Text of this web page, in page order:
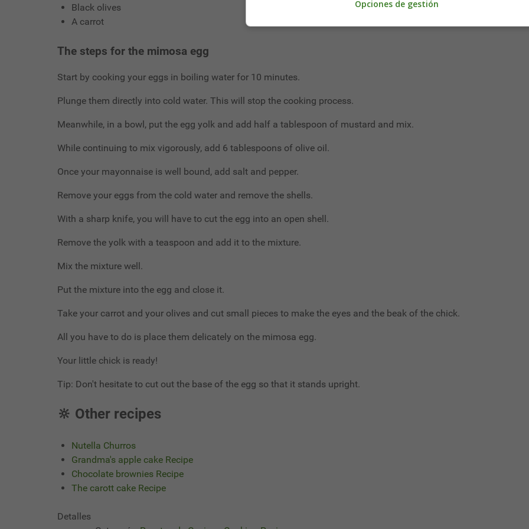
Black olives
A carrot
The steps for the mimosa egg
Start by cooking your eggs in boiling water for 10 minutes.
Plunge them directly into cold water. This will stop the cooking process.
Meanwhile, in a bowl, put the egg yolk and add half a tablespoon of mustard and mix.
While continuing to mix vigorously, add 6 tablespoons of olive oil.
Once your mayonnaise is well bound, add salt and pepper.
Remove your eggs from the cold water and remove the shells.
With a sharp knife, you will have to cut the egg into an open shell.
Remove the yolk with a teaspoon and add it to the mixture.
Mix the mixture well.
Put the mixture into the egg and close it.
Take your carrot and your olives and cut small pieces to make the eyes and the beak of the chick.
All you have to do is place them delicately on the mimosa egg.
Your little chick is ready!
Tip: Don't hesitate to cut out the base of the egg so that it stands upright.
🔆 Other recipes
Nutella Churros
Grandma's apple cake Recipe
Chocolate brownies Recipe
The carott cake Recipe
Detalles
Opciones de gestión